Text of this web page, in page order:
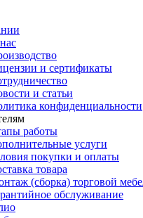
и сертификаты
и статьи
конфиденциальности
работы
услуги
покупки и оплаты
товара
(сборка) торговой
обслуживание